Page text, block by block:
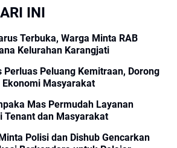
INI
Terbuka, Warga Minta RAB
Kelurahan Karangjati
Perluas Peluang Kemitraan, Dorong
Ekonomi Masyarakat
Mas Permudah Layanan
Tenant dan Masyarakat
Polisi dan Dishub Gencarkan